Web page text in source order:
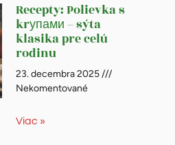
Recepty: Polievka s
krупами – sýta
klasika pre celú
rodinu
23. decembra 2025
Nekomentované
Viac »